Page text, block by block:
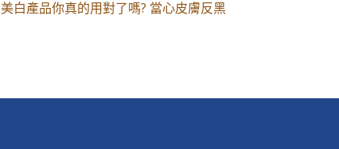
美白產品你真的用對了嗎? 當心皮膚反黑